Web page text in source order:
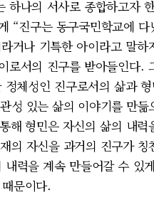
하나의 서사로 종합하고자
“진구는 동구국민학교에 다
거나 기특한 아이라고 말하
로서의 진구를 받아들인다.
체성인 진구로서의 삶과 형
성 있는 삶의 이야기를 만듦
해 형민은 자신의 삶의 내력
의 자신을 과거의 진구가 칭
력을 계속 만들어갈 수 있
문이다.